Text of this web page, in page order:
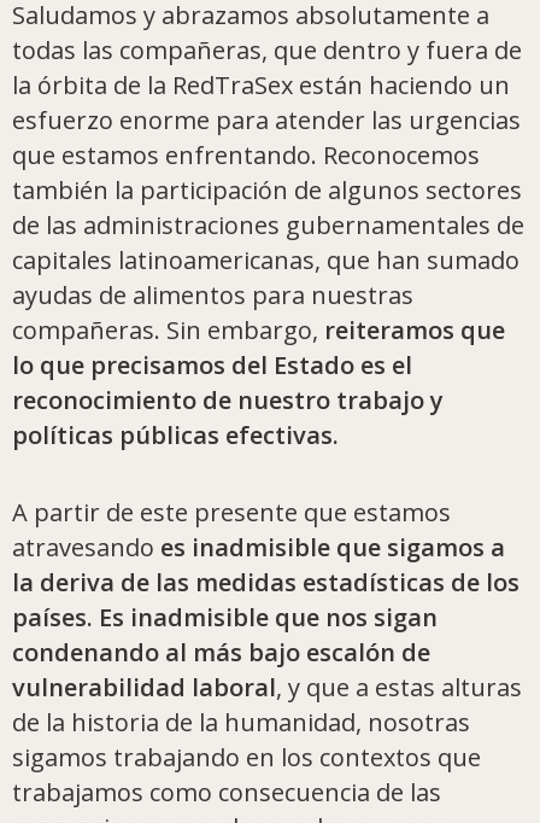
Saludamos y abrazamos absolutamente a
todas las compañeras, que dentro y fuera de
la órbita de la RedTraSex están haciendo un
esfuerzo enorme para atender las urgencias
que estamos enfrentando. Reconocemos
también la participación de algunos sectores
de las administraciones gubernamentales de
capitales latinoamericanas, que han sumado
ayudas de alimentos para nuestras
compañeras. Sin embargo, reiteramos que
lo que precisamos del Estado es el
reconocimiento de nuestro trabajo y
políticas públicas efectivas.
A partir de este presente que estamos
atravesando es inadmisible que sigamos a
la deriva de las medidas estadísticas de los
países. Es inadmisible que nos sigan
condenando al más bajo escalón de
vulnerabilidad laboral, y que a estas alturas
de la historia de la humanidad, nosotras
sigamos trabajando en los contextos que
trabajamos como consecuencia de las